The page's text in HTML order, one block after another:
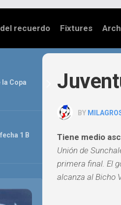
recuerdo Fixtures
BY
Tiene medio
Unión de
primera final. El
alcanza al Bicho
Copa
1 B